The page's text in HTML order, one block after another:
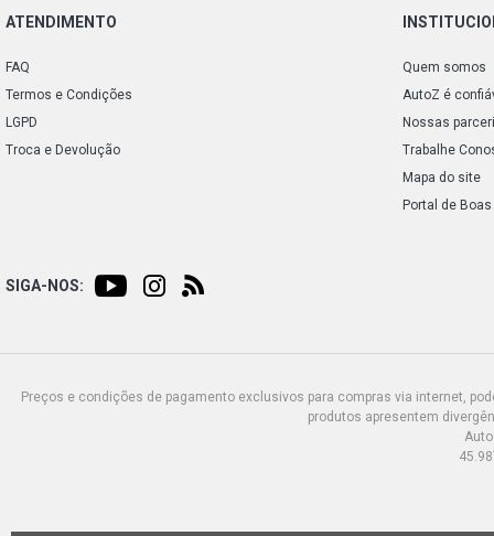
ATENDIMENTO
FAQ
Termos e Condições
LGPD
Troca e Devolução
Quem somos
AutoZ é
Nossas
Trabalhe
Mapa do site
Portal de
SIGA-NOS:
Preços e condições de pagamento exclusivos para compras via internet,
produtos apresentem